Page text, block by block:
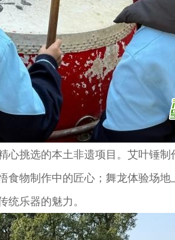
挑选的本土非遗项目。艾叶锤制
物制作中的匠心；舞龙体验场
乐器的魅力。